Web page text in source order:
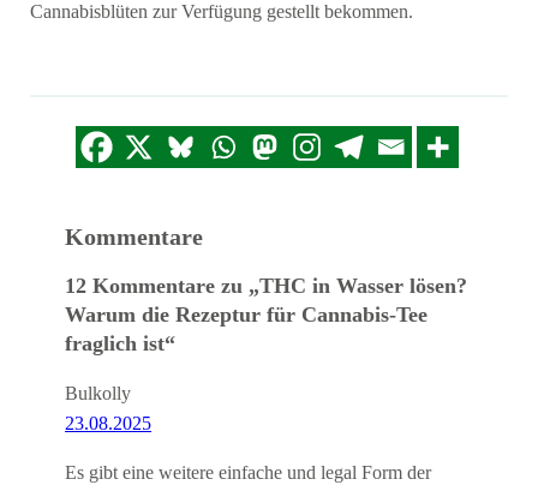
Cannabisblüten zur Verfügung gestellt bekommen.
Kommentare
12 Kommentare zu „THC in Wasser lösen?
Warum die Rezeptur für Cannabis-Tee
fraglich ist“
Bulkolly
23.08.2025
Es gibt eine weitere einfache und legal Form der